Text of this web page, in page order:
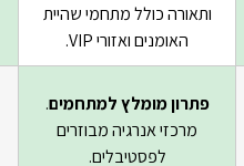
ותאורה כולל מתחמי שהיית
האומנים ואזורי VIP.
פתרון מומלץ למתחמים.
מרכזי אנרגיה מבוזרים
לפסטיבלים.